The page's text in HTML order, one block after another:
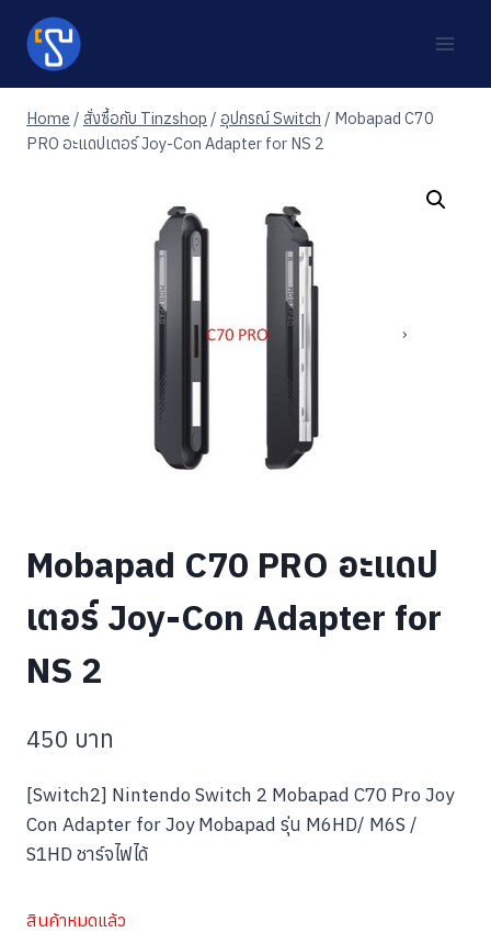
content
Home / สั่งซื้อกับ Tinzshop / อุปกรณ์ Switch / Mobapad C70
PRO อะแดปเตอร์ Joy-Con Adapter for NS 2
Mobapad C70 PRO อะแดป
เตอร์ Joy-Con Adapter for
NS 2
450 บาท
[Switch2] Nintendo Switch 2 Mobapad C70 Pro Joy
Con Adapter for Joy Mobapad รุ่น M6HD/ M6S /
S1HD ชาร์จไฟได้
สินค้าหมดแล้ว